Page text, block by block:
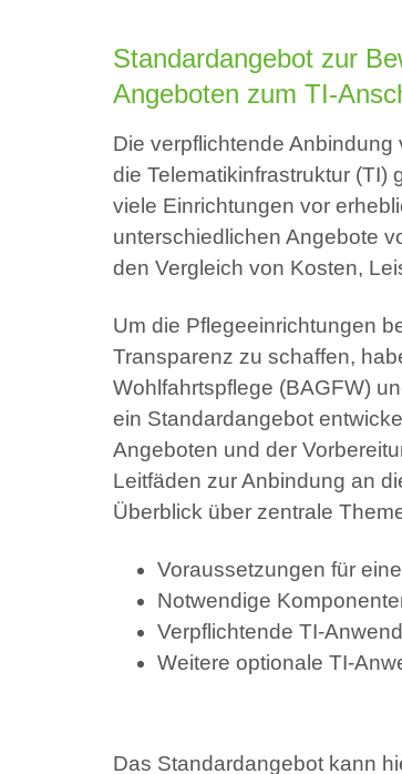
Standardangebot zur
Angeboten zum TI-
Die verpflichtende
die Telematikinfrastruktur (TI)
viele Einrichtungen vor
unterschiedlichen Angebote
den Vergleich von Kosten,
Um die Pflegeeinrichtungen
Transparenz zu schaffen,
Wohlfahrtspflege (BAGFW)
ein Standardangebot
Angeboten und der
Leitfäden zur Anbindung an
Überblick über zentrale
Voraussetzungen für
Notwendige
Verpflichtende TI-
Weitere optionale TI-
Das Standardangebot kann